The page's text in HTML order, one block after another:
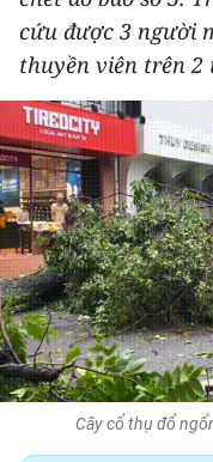
THỂ THAO
GIÁO DỤC
Y TẾ
KHOA HỌC - CÔNG
MÔI TRƯỜNG
BẠN ĐỌC
KIỂM CHỨNG
TRI THỨC CHUYÊN
cứu được 3 người
thuyền viên trên 2
Cây cổ thụ đổ